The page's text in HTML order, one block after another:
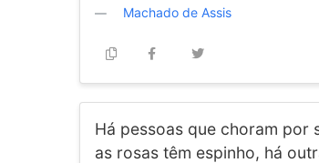
Machado de Assis
Há pessoas que choram por
as rosas têm espinho, há